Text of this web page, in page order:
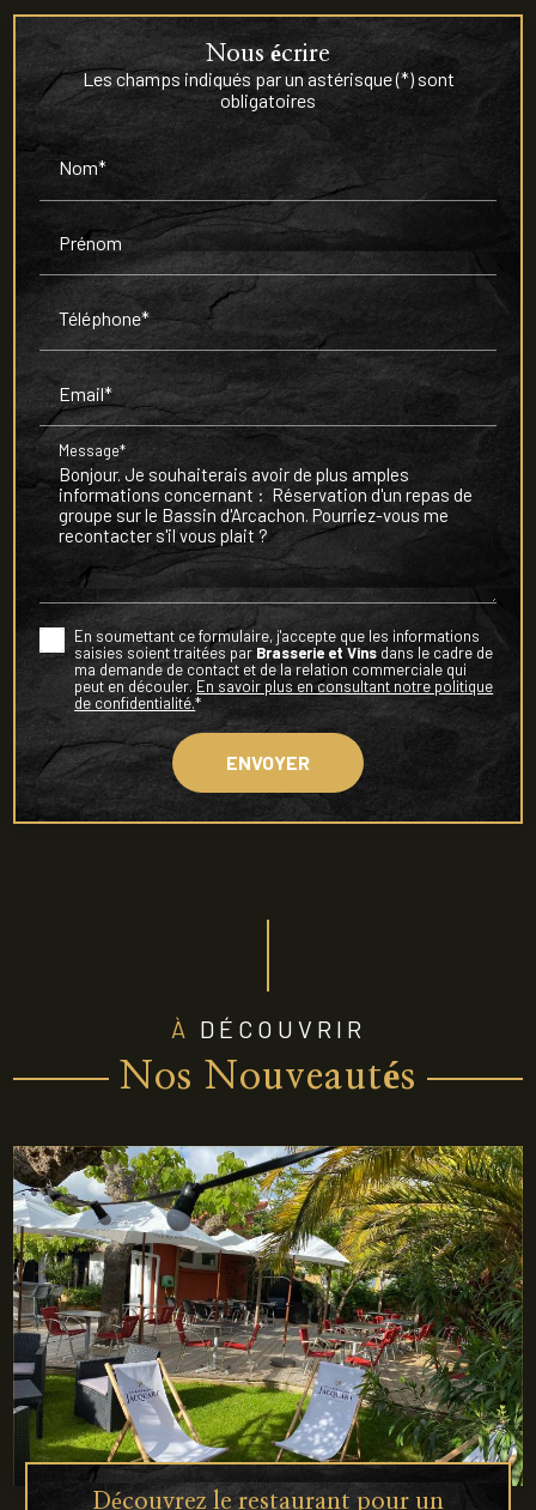
Nous écrire
Les champs indiqués par un astérisque (*) sont
obligatoires
Nom*
Prénom
Téléphone*
Email*
Message*
En soumettant ce formulaire, j'accepte que les informations
saisies soient traitées par Brasserie et Vins dans le cadre de
ma demande de contact et de la relation commerciale qui
peut en découler. En savoir plus en consultant notre politique
de confidentialité.*
À DÉCOUVRIR
Nos Nouveautés
Découvrez le restaurant pour un